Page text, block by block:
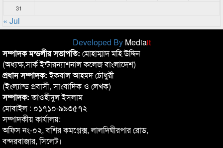
31
« Jul
Developed By Mediait
সম্পাদক মন্ডলীর সভাপতি: মোহাম্মাদ মহি উদ্দিন
(অধ্যক্ষ,সার্ক ইন্টারন্যাশনাল কলেজ বাংলাদেশ)
প্রধান সম্পাদক:ইকবাল আহমদ চৌধুরী
(ইংল্যান্ড প্রবাসী, সাংবাদিক ও লেখক)
সম্পাদক:তাওহীদুল ইসলাম
মোবাইল : ০১৭১০-৯৯৩৫৭২
সম্পাদকীয় কার্যালয়:
অফিস নং-০২, বশির কমপ্লেক্স, লালদিঘীরপার রোড,
বন্দরবাজার, সিলেট।